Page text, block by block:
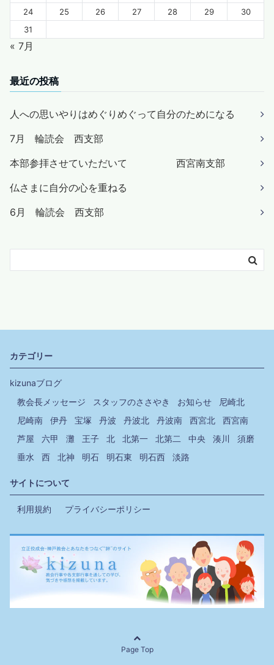
24
25 26 27 28 29
30
31
« 7月
最近の投稿
人への思いやりはめぐりめぐって自分のためになる
7月 輪読会 西支部
本部参拝させていただいて 西宮南支部
仏さまに自分の心を重ねる
6月 輪読会 西支部
カテゴリー
kizunaブログ
教会長メッセージ
スタッフのささやき お知らせ
尼崎北
尼崎南
伊丹 宝塚 丹波 丹波北 丹波南 西宮北
西宮南
芦屋
六甲 灘 王子 北 北第一 北第二 中央 湊川
須磨
垂水
西 北神 明石 明石東 明石西 淡路
サイトについて
利用規約 プライバシーポリシー
Page Top